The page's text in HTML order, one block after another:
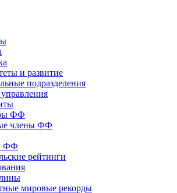
и развитие
подразделения
ФФ
члены ФФ
ФФ
рейтинги
мировые рекорды